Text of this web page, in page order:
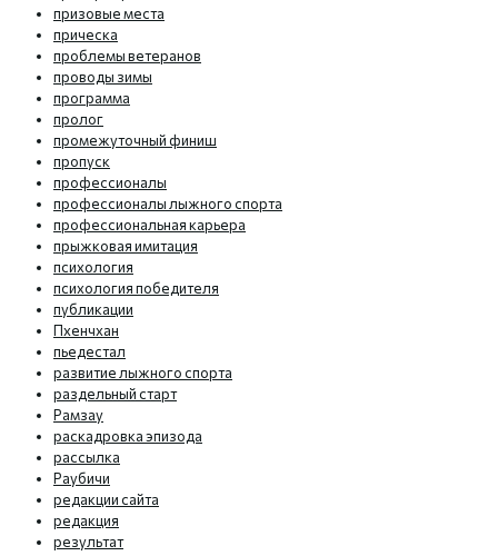
призовые места
прическа
проблемы ветеранов
проводы зимы
программа
пролог
промежуточный финиш
пропуск
профессионалы
профессионалы лыжного спорта
профессиональная карьера
прыжковая имитация
психология
психология победителя
публикации
Пхенчхан
пьедестал
развитие лыжного спорта
раздельный старт
Рамзау
раскадровка эпизода
рассылка
Раубичи
редакции сайта
редакция
результат